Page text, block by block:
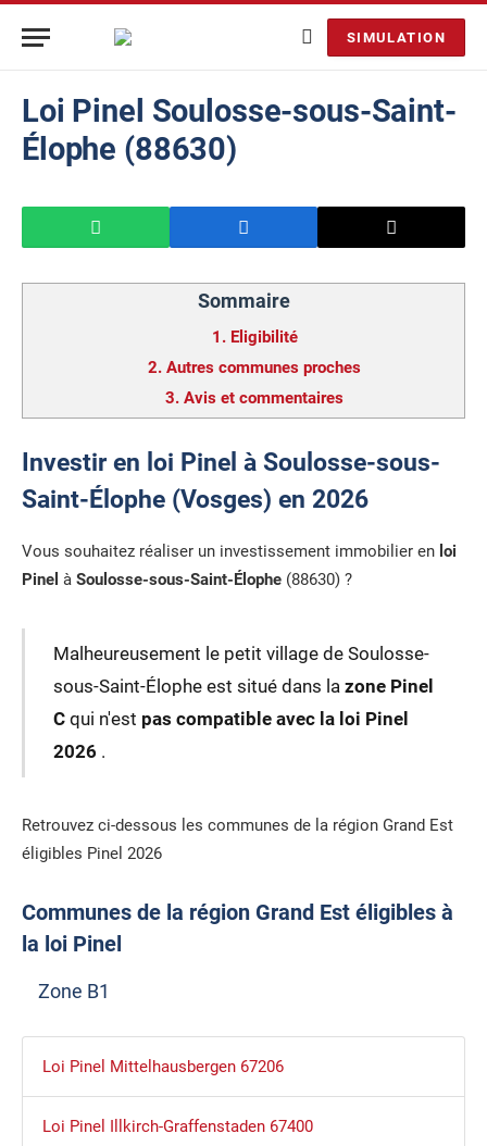
SIMULATION
Loi Pinel Soulosse-sous-Saint-
Élophe (88630)
Sommaire
1. Eligibilité
2. Autres communes proches
3. Avis et commentaires
Investir en loi Pinel à Soulosse-sous-
Saint-Élophe (Vosges) en 2026
Vous souhaitez réaliser un investissement immobilier en loi
Pinel à Soulosse-sous-Saint-Élophe (88630) ?
Malheureusement le petit village de Soulosse-
sous-Saint-Élophe est situé dans la zone Pinel
Cqui n'est pas compatible avec la loi Pinel
2026 .
Retrouvez ci-dessous les communes de la région Grand Est
éligibles Pinel 2026
Communes de la région Grand Est éligibles à
la loi Pinel
Zone B1
Loi Pinel Mittelhausbergen 67206
Loi Pinel Illkirch-Graffenstaden 67400